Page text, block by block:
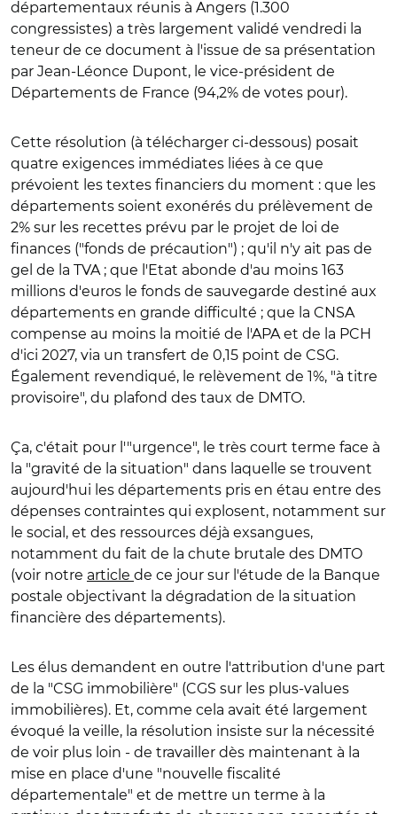
départementaux réunis à Angers (1.300
congressistes) a très largement validé vendredi la
teneur de ce document à l'issue de sa présentation
par Jean-Léonce Dupont, le vice-président de
Départements de France (94,2% de votes pour).
Cette résolution (à télécharger ci-dessous) posait
quatre exigences immédiates liées à ce que
prévoient les textes financiers du moment : que les
départements soient exonérés du prélèvement de
2% sur les recettes prévu par le projet de loi de
finances ("fonds de précaution") ; qu'il n'y ait pas de
gel de la TVA ; que l'Etat abonde d'au moins 163
millions d'euros le fonds de sauvegarde destiné aux
départements en grande difficulté ; que la CNSA
compense au moins la moitié de l'APA et de la PCH
d'ici 2027, via un transfert de 0,15 point de CSG.
Également revendiqué, le relèvement de 1%, "à titre
provisoire", du plafond des taux de DMTO.
Ça, c'était pour l'"urgence", le très court terme face à
la "gravité de la situation" dans laquelle se trouvent
aujourd'hui les départements pris en étau entre des
dépenses contraintes qui explosent, notamment sur
le social, et des ressources déjà exsangues,
notamment du fait de la chute brutale des DMTO
(voir notre article de ce jour sur l'étude de la Banque
postale objectivant la dégradation de la situation
financière des départements).
Les élus demandent en outre l'attribution d'une part
de la "CSG immobilière" (CGS sur les plus-values
immobilières). Et, comme cela avait été largement
évoqué la veille, la résolution insiste sur la nécessité
de voir plus loin - de travailler dès maintenant à la
mise en place d'une "nouvelle fiscalité
départementale" et de mettre un terme à la